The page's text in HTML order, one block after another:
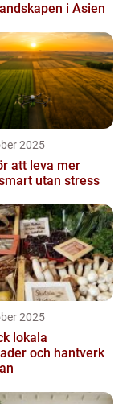
i Asien
2025
att leva mer
utan stress
2025
lokala
och hantverk